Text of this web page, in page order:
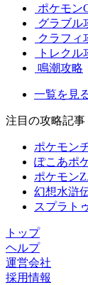
ポケモン
グラブル
クラフィ
トレクル
鳴潮攻略
一覧を見
注目の攻略記事
ポケモン
ぽこあポ
ポケモン
幻想水滸
スプラト
トップ
ヘルプ
運営会社
採用情報